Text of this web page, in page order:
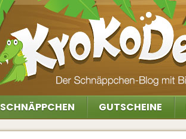
SCHNÄPPCHEN GUTSCHEINE